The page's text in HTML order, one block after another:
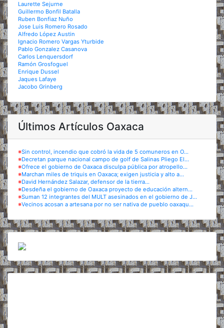
Laurette Sejurne
Guillermo Bonfil Batalla
Ruben Bonfiaz Nuño
Jose Luis Romero Rosado
Alfredo López Austin
Ignacio Romero Vargas Yturbide
Pablo Gonzalez Casanova
Carlos Lenquersdorf
Ramón Grosfoguel
Enrique Dussel
Jaques Lafaye
Jacobo Grinberg
Últimos Artículos Oaxaca
※Sin control, incendio que cobró la vida de 5 comuneros en O...
※Decretan parque nacional campo de golf de Salinas Pliego El...
※Ofrece el gobierno de Oaxaca disculpa pública por atropello...
※Marchan miles de triquis en Oaxaca; exigen justicia y alto a...
※David Hernández Salazar, defensor de la tierra...
※Desdeña el gobierno de Oaxaca proyecto de educación altern...
※Suman 12 integrantes del MULT asesinados en el gobierno de J...
※Vecinos acosan a artesana por no ser nativa de pueblo oaxaqu...